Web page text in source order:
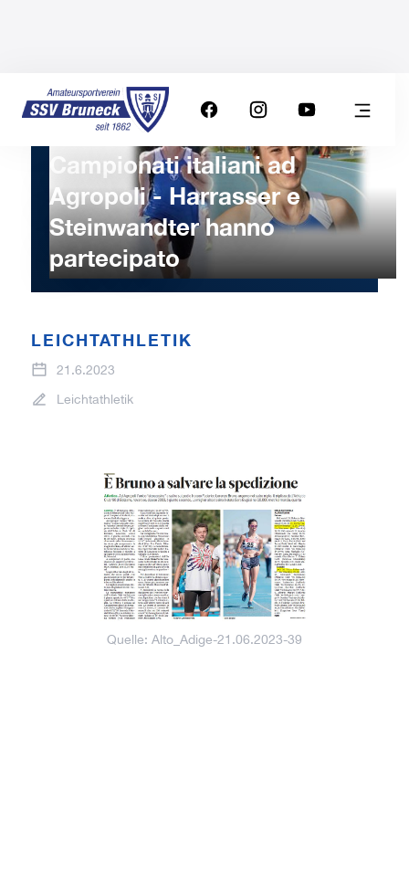
Campionati italiani ad
Agropoli - Harrasser e
Steinwandter hanno
partecipato
LEICHTATHLETIK
21.6.2023
Leichtathletik
Quelle: Alto_Adige-21.06.2023-39